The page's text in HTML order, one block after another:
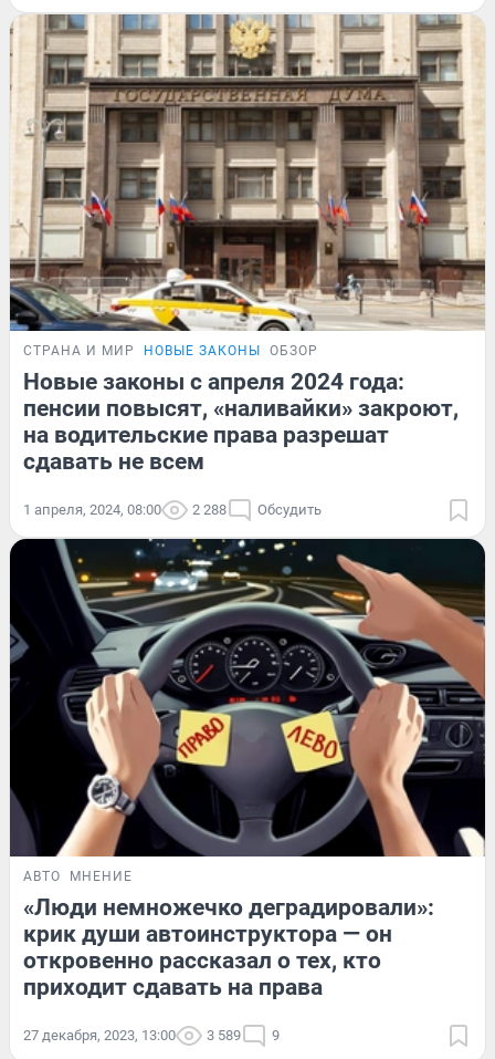
СТРАНА И МИР НОВЫЕ ЗАКОНЫ ОБЗОР
Новые законы с апреля 2024 года:
пенсии повысят, «наливайки» закроют,
на водительские права разрешат
сдавать не всем
1 апреля, 2024, 08:00 2 288 Обсудить
АВТО МНЕНИЕ
«Люди немножечко деградировали»:
крик души автоинструктора — он
откровенно рассказал о тех, кто
приходит сдавать на права
27 декабря, 2023, 13:00 3 589 9